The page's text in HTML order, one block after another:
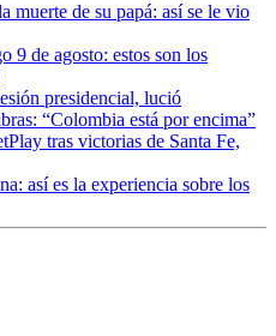
muerte de su papá: así se le vio
9 de agosto: estos son los
presidencial, lució
“Colombia está por encima”
tras victorias de Santa Fe,
así es la experiencia sobre los